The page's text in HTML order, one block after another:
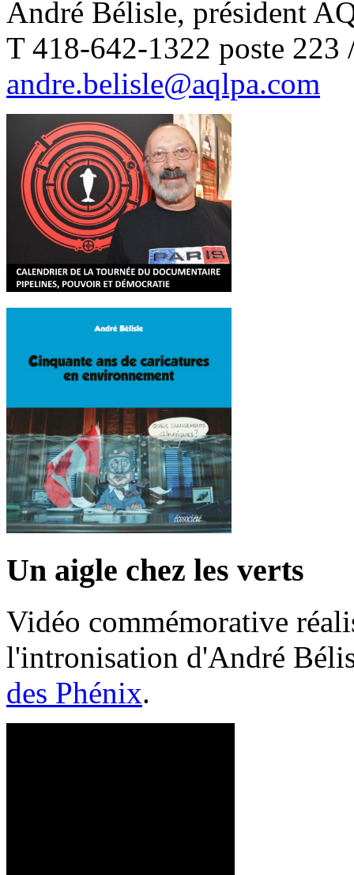
André Bélisle, président
T 418-642-1322 poste
andre.belisle@aqlpa.com
Un aigle chez les verts
Vidéo commémorative
l'intronisation d'André
des Phénix.